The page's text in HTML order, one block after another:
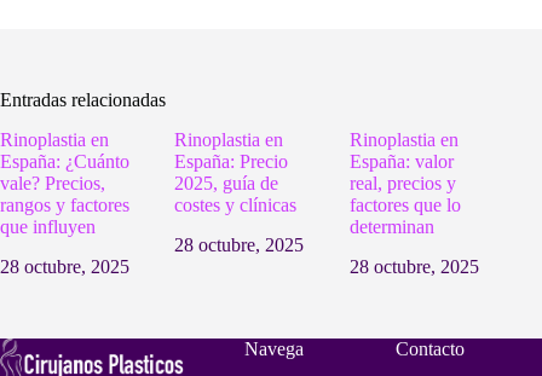
Entradas relacionadas
Rinoplastia en
España: ¿Cuánto
vale? Precios,
rangos y factores
que influyen
28 octubre, 2025
Rinoplastia en
España: Precio
2025, guía de
costes y clínicas
28 octubre, 2025
Rinoplastia en
España: valor
real, precios y
factores que lo
determinan
28 octubre, 2025
Navega
Contacto